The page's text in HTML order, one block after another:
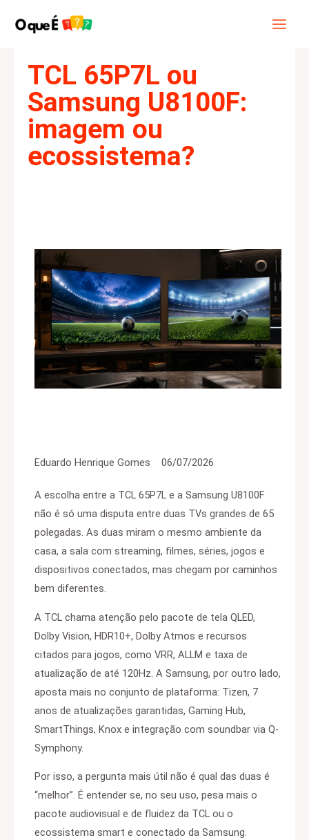
para
conteúdo
Pesquisar
TCL 65P7L ou
Samsung U8100F:
imagem ou
ecossistema?
Eduardo Henrique Gomes 06/07/2026
A escolha entre a TCL 65P7L e a Samsung U8100F
não é só uma disputa entre duas TVs grandes de 65
polegadas. As duas miram o mesmo ambiente da
casa, a sala com streaming, filmes, séries, jogos e
dispositivos conectados, mas chegam por caminhos
bem diferentes.
A TCL chama atenção pelo pacote de tela QLED,
Dolby Vision, HDR10+, Dolby Atmos e recursos
citados para jogos, como VRR, ALLM e taxa de
atualização de até 120Hz. A Samsung, por outro lado,
aposta mais no conjunto de plataforma: Tizen, 7
anos de atualizações garantidas, Gaming Hub,
SmartThings, Knox e integração com soundbar via Q-
Symphony.
Por isso, a pergunta mais útil não é qual das duas é
“melhor”. É entender se, no seu uso, pesa mais o
pacote audiovisual e de fluidez da TCL ou o
ecossistema smart e conectado da Samsung.